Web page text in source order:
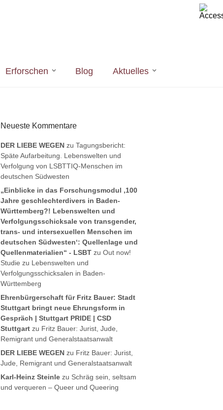
Erforschen Blog Aktuelles
Neueste Kommentare
DER LIEBE WEGEN zu Tagungsbericht:
Späte Aufarbeitung. Lebenswelten und
Verfolgung von LSBTTIQ-Menschen im
deutschen Südwesten
„Einblicke in das Forschungsmodul ‚100
Jahre geschlechterdivers in Baden-
Württemberg?! Lebenswelten und
Verfolgungsschicksale von transgender,
trans- und intersexuellen Menschen im
deutschen Südwesten‘: Quellenlage und
Quellenmaterialien“ - LSBT zu Out now!
Studie zu Lebenswelten und
Verfolgungsschicksalen in Baden-
Württemberg
Ehrenbürgerschaft für Fritz Bauer: Stadt
Stuttgart bringt neue Ehrungsform in
Gespräch | Stuttgart PRIDE | CSD
Stuttgart zu Fritz Bauer: Jurist, Jude,
Remigrant und Generalstaatsanwalt
DER LIEBE WEGEN zu Fritz Bauer: Jurist,
Jude, Remigrant und Generalstaatsanwalt
Karl-Heinz Steinle zu Schräg sein, seltsam
und verqueren – Queer und Queering